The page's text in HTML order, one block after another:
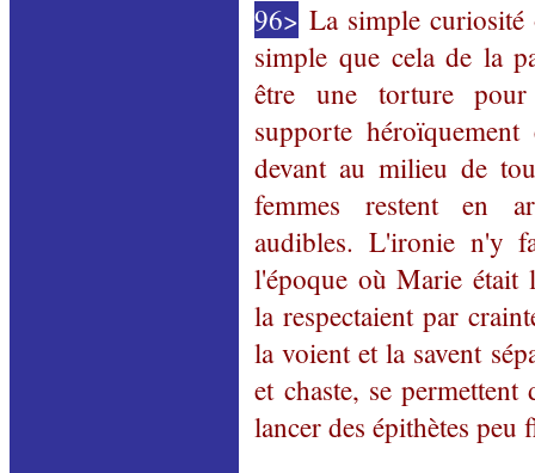
96> La simple
simple que cela de la
être une torture
supporte
devant au milieu de
femmes restent en
audibles. L'ironie n'y
l'époque où Marie était
la respectaient par
la voient et la savent
et chaste, se
lancer des épithètes peu